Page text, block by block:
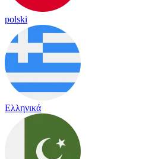
polski
Ελληνικά